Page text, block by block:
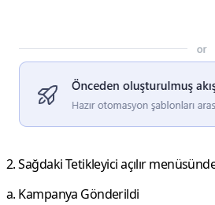
2.Sağdaki Tetikleyici açılır
a. Kampanya Gönderildi